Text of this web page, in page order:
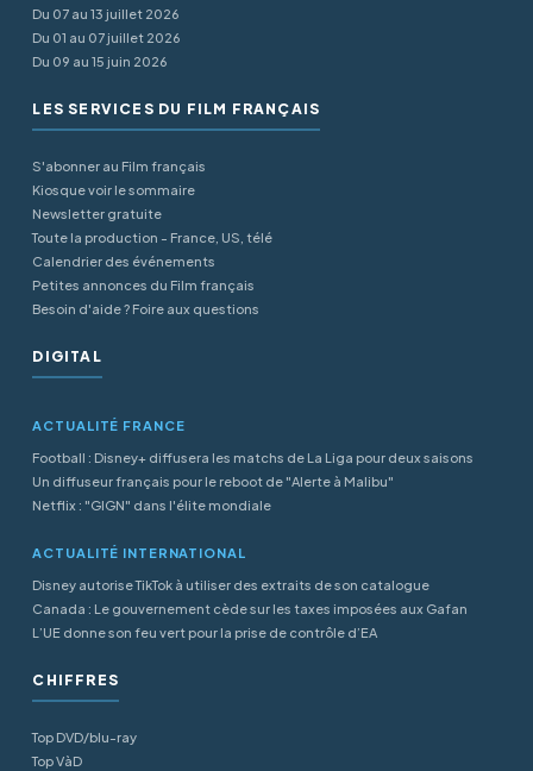
Du 07 au 13 juillet 2026
Du 01 au 07 juillet 2026
Du 09 au 15 juin 2026
LES SERVICES DU FILM FRANÇAIS
S'abonner au Film français
Kiosque voir le sommaire
Newsletter gratuite
Toute la production - France, US, télé
Calendrier des événements
Petites annonces du Film français
Besoin d'aide ? Foire aux questions
DIGITAL
ACTUALITÉ FRANCE
Football : Disney+ diffusera les matchs de La Liga pour deux saisons
Un diffuseur français pour le reboot de "Alerte à Malibu"
Netflix : "GIGN" dans l'élite mondiale
ACTUALITÉ INTERNATIONAL
Disney autorise TikTok à utiliser des extraits de son catalogue
Canada : Le gouvernement cède sur les taxes imposées aux Gafan
L’UE donne son feu vert pour la prise de contrôle d’EA
CHIFFRES
Top DVD/blu-ray
Top VàD